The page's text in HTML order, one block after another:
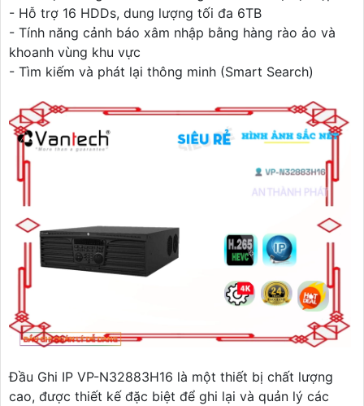
- Hỗ trợ 16 HDDs, dung lượng tối đa 6TB
- Tính năng cảnh báo xâm nhập bằng hàng rào ảo và
khoanh vùng khu vực
- Tìm kiếm và phát lại thông minh (Smart Search)
Đầu Ghi IP VP-N32883H16 là một thiết bị chất lượng
cao, được thiết kế đặc biệt để ghi lại và quản lý các